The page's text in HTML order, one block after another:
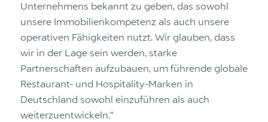
Unternehmens bekannt zu geben, das sowohl
unsere Immobilienkompetenz als auch unsere
operativen Fähigkeiten nutzt. Wir glauben, dass
wir in der Lage sein werden, starke
Partnerschaften aufzubauen, um führende globale
Restaurant- und Hospitality-Marken in
Deutschland sowohl einzuführen als auch
weiterzuentwickeln.“